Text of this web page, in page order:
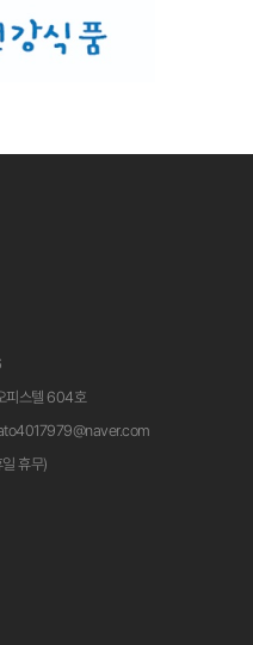
피스텔 604호
휴무)